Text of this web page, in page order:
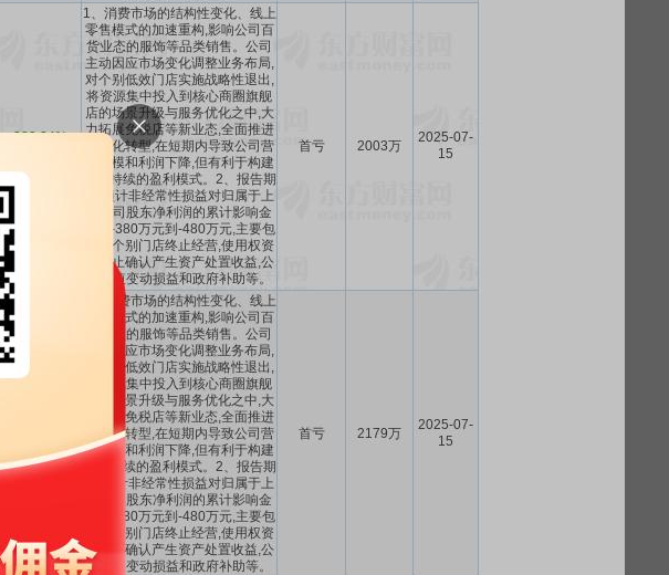
-289.34%
1、消费市场的结构性变化、线上
零售模式的加速重构,影响公司百
货业态的服饰等品类销售。公司
主动因应市场变化调整业务布局,
对个别低效门店实施战略性退出,
将资源集中投入到核心商圈旗舰
店的场景升级与服务优化之中,大
力拓展免税店等新业态,全面推进
数智化转型,在短期内导致公司营
收规模和利润下降,但有利于构建
更可持续的盈利模式。2、报告期
内,预计非经常性损益对归属于上
市公司股东净利润的累计影响金
额为-380万元到-480万元,主要包
括因个别门店终止经营,使用权资
产终止确认产生资产处置收益,公
允价值变动损益和政府补助等。
首亏 2003万
2025-07-
15
1、消费市场的结构性变化、线上
零售模式的加速重构,影响公司百
货业态的服饰等品类销售。公司
主动因应市场变化调整业务布局,
对个别低效门店实施战略性退出,
将资源集中投入到核心商圈旗舰
店的场景升级与服务优化之中,大
力拓展免税店等新业态,全面推进
数智化转型,在短期内导致公司营
收规模和利润下降,但有利于构建
更可持续的盈利模式。2、报告期
内,预计非经常性损益对归属于上
市公司股东净利润的累计影响金
额为-380万元到-480万元,主要包
括因个别门店终止经营,使用权资
产终止确认产生资产处置收益,公
允价值变动损益和政府补助等。
首亏 2179万
2025-07-
15